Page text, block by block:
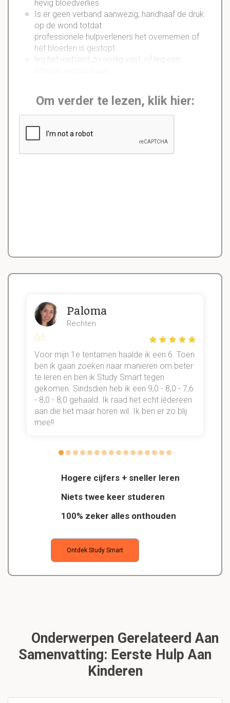
hevig bloedverlies
Is er geen verband aanwezig, handhaaf de druk
op de wond totdat
professionele hulpverleners het overnemen of
het bloeden is gestopt.
leg het verband zo nodig vast, of leg een
Om verder te lezen, klik hier:
Hogere cijfers + sneller leren
Niets twee keer studeren
100% zeker alles onthouden
Ontdek Study Smart
Paloma
Rechten
Voor mijn 1e tentamen haalde ik een 6. Toen
ben ik gaan zoeken naar manieren om beter
te leren en ben ik Study Smart tegen
gekomen. Sindsdien heb ik een 9,0 - 8,0 - 7,6
- 8,0 - 8,0 gehaald. Ik raad het echt íédereen
aan die het maar horen wil. Ik ben er zo blij
mee!!
Onderwerpen Gerelateerd Aan
Samenvatting: Eerste Hulp Aan
Kinderen